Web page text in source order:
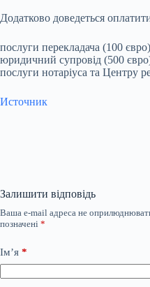
Додатково доведеться
послуги перекладача (100
юридичний супровід (500
послуги нотаріуса та Центру
Источник
Залишити відповідь
Ваша e-mail адреса не
позначені *
Ім’я *